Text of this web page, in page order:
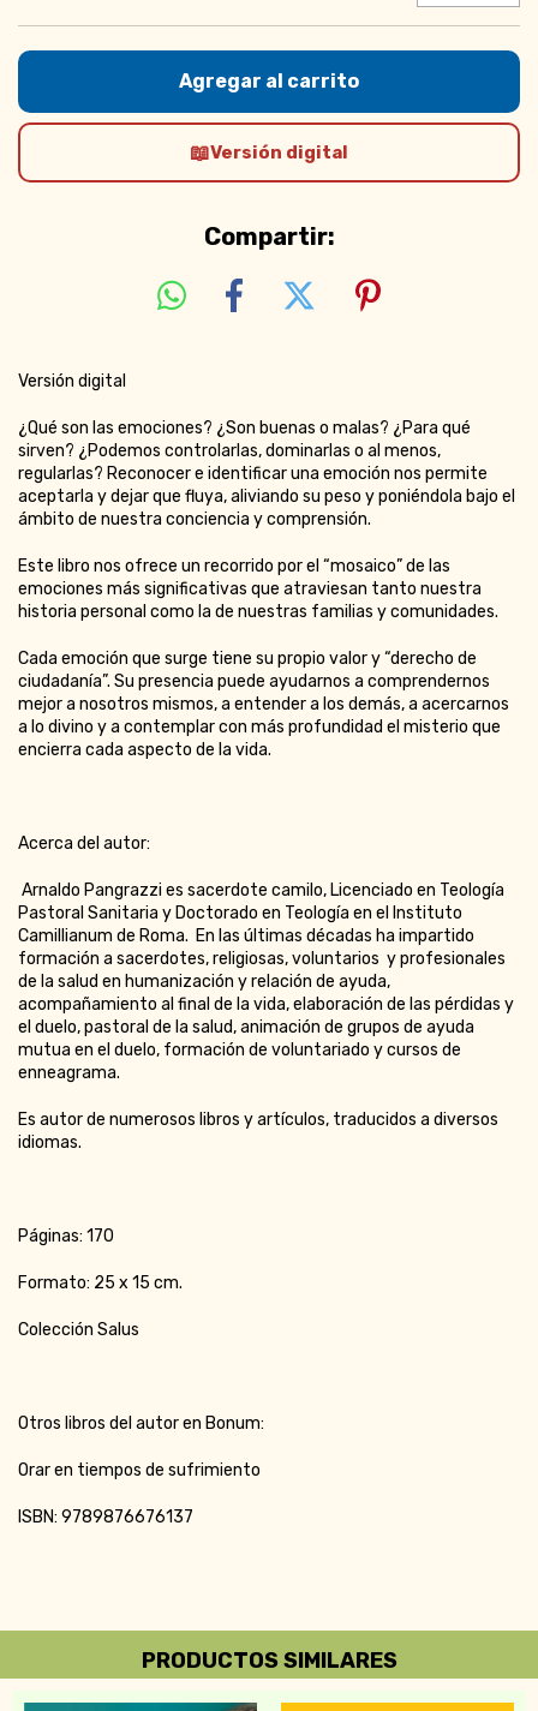
Versión digital
Compartir:
Versión digital
¿Qué son las emociones? ¿Son buenas o malas? ¿Para qué
sirven? ¿Podemos controlarlas, dominarlas o al menos,
regularlas? Reconocer e identificar una emoción nos permite
aceptarla y dejar que fluya, aliviando su peso y poniéndola bajo el
ámbito de nuestra conciencia y comprensión.
Este libro nos ofrece un recorrido por el “mosaico” de las
emociones más significativas que atraviesan tanto nuestra
historia personal como la de nuestras familias y comunidades.
Cada emoción que surge tiene su propio valor y “derecho de
ciudadanía”. Su presencia puede ayudarnos a comprendernos
mejor a nosotros mismos, a entender a los demás, a acercarnos
a lo divino y a contemplar con más profundidad el misterio que
encierra cada aspecto de la vida.
Acerca del autor:
Arnaldo Pangrazzi es sacerdote camilo, Licenciado en Teología
Pastoral Sanitaria y Doctorado en Teología en el Instituto
Camillianum de Roma. En las últimas décadas ha impartido
formación a sacerdotes, religiosas, voluntarios y profesionales
de la salud en humanización y relación de ayuda,
acompañamiento al final de la vida, elaboración de las pérdidas y
el duelo, pastoral de la salud, animación de grupos de ayuda
mutua en el duelo, formación de voluntariado y cursos de
enneagrama.
Es autor de numerosos libros y artículos, traducidos a diversos
idiomas.
Páginas: 170
Formato: 25 x 15 cm.
Colección Salus
Otros libros del autor en Bonum:
Orar en tiempos de sufrimiento
ISBN: 9789876676137
PRODUCTOS SIMILARES